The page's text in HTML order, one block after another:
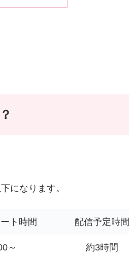
になります。
ト時間 配信予定時間
～ 約3時間